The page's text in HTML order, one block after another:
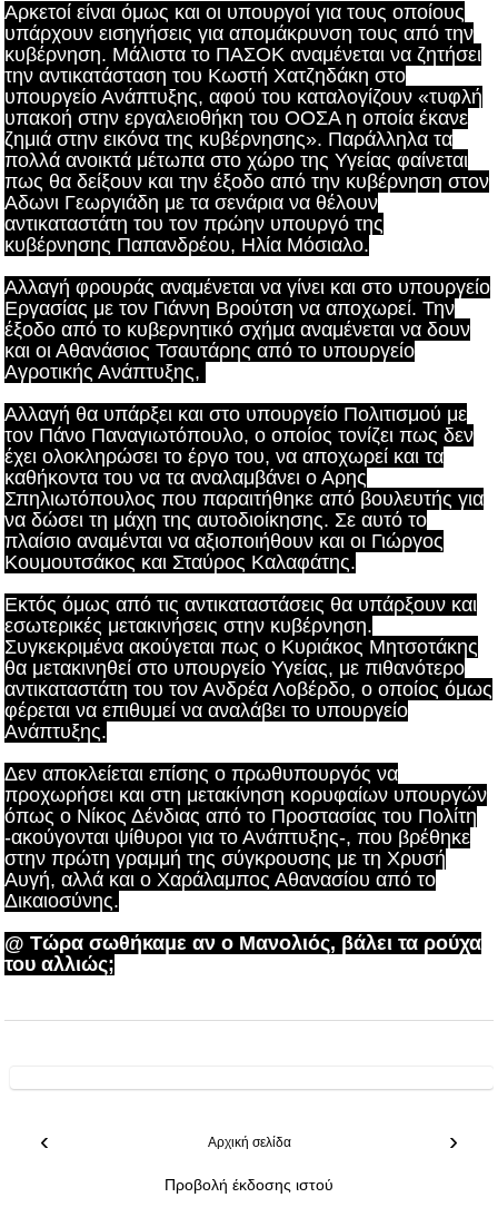
Αρκετοί είναι όμως και οι υπουργοί για τους οποίους
υπάρχουν εισηγήσεις για απομάκρυνση τους από την
κυβέρνηση. Μάλιστα το ΠΑΣΟΚ αναμένεται να ζητήσει
την αντικατάσταση του Κωστή Χατζηδάκη στο
υπουργείο Ανάπτυξης, αφού του καταλογίζουν «τυφλή
υπακοή στην εργαλειοθήκη του ΟΟΣΑ η οποία έκανε
ζημιά στην εικόνα της κυβέρνησης». Παράλληλα τα
πολλά ανοικτά μέτωπα στο χώρο της Υγείας φαίνεται
πως θα δείξουν και την έξοδο από την κυβέρνηση στον
Αδωνι Γεωργιάδη με τα σενάρια να θέλουν
αντικαταστάτη του τον πρώην υπουργό της
κυβέρνησης Παπανδρέου, Ηλία Μόσιαλο.
Αλλαγή φρουράς αναμένεται να γίνει και στο υπουργείο
Εργασίας με τον Γιάννη Βρούτση να αποχωρεί. Την
έξοδο από το κυβερνητικό σχήμα αναμένεται να δουν
και οι Αθανάσιος Τσαυτάρης από το υπουργείο
Αγροτικής Ανάπτυξης,
Αλλαγή θα υπάρξει και στο υπουργείο Πολιτισμού με
τον Πάνο Παναγιωτόπουλο, ο οποίος τονίζει πως δεν
έχει ολοκληρώσει το έργο του, να αποχωρεί και τα
καθήκοντα του να τα αναλαμβάνει ο Αρης
Σπηλιωτόπουλος που παραιτήθηκε από βουλευτής για
να δώσει τη μάχη της αυτοδιοίκησης. Σε αυτό το
πλαίσιο αναμένται να αξιοποιήθουν και οι Γιώργος
Κουμουτσάκος και Σταύρος Καλαφάτης.
Εκτός όμως από τις αντικαταστάσεις θα υπάρξουν και
εσωτερικές μετακινήσεις στην κυβέρνηση.
Συγκεκριμένα ακούγεται πως ο Κυριάκος Μητσοτάκης
θα μετακινηθεί στο υπουργείο Υγείας, με πιθανότερο
αντικαταστάτη του τον Ανδρέα Λοβέρδο, ο οποίος όμως
φέρεται να επιθυμεί να αναλάβει το υπουργείο
Ανάπτυξης.
Δεν αποκλείεται επίσης ο πρωθυπουργός να
προχωρήσει και στη μετακίνηση κορυφαίων υπουργών
όπως ο Νίκος Δένδιας από το Προστασίας του Πολίτη
-ακούγονται ψίθυροι για το Ανάπτυξης-, που βρέθηκε
στην πρώτη γραμμή της σύγκρουσης με τη Χρυσή
Αυγή, αλλά και ο Χαράλαμπος Αθανασίου από το
Δικαιοσύνης.
@ Τώρα σωθήκαμε αν ο Μανολιός, βάλει τα ρούχα
του αλλιώς;
‹ ›
Αρχική σελίδα
Προβολή έκδοσης ιστού